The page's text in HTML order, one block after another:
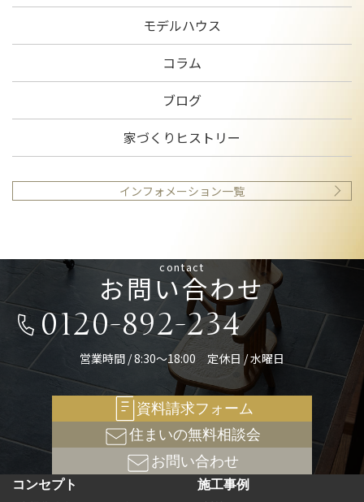
モデルハウス
コラム
ブログ
家づくりヒストリー
インフォメーション一覧
contact
お問い合わせ
0120-892-234
営業時間 / 8:30～18:00 定休日 / 水曜日
資料請求フォーム
住まいの無料相談会
お問い合わせ
コンセプト
施工事例